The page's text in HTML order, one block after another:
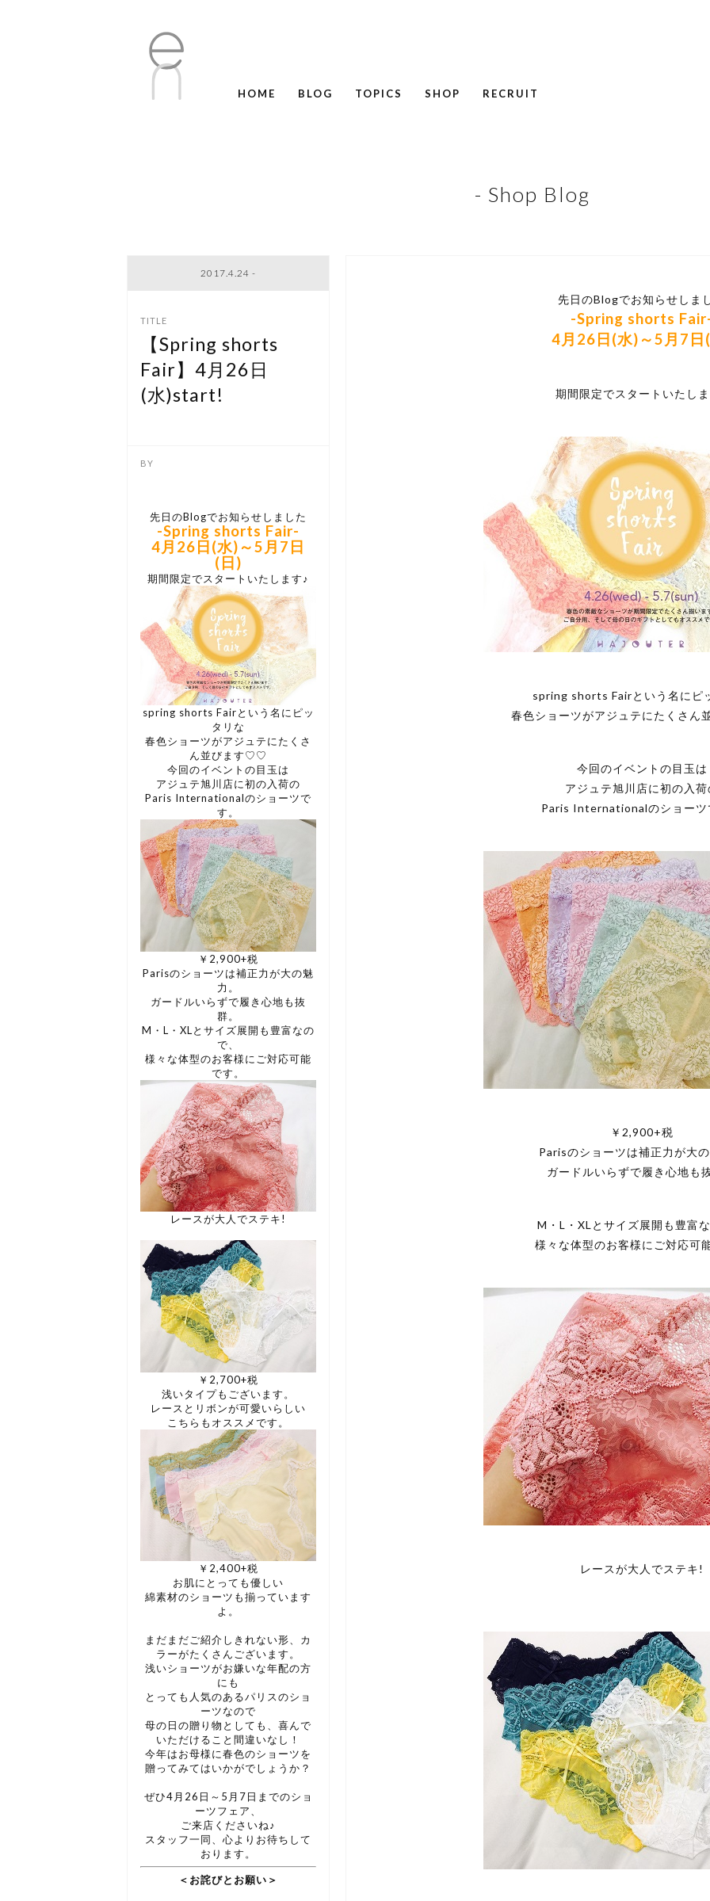
HOME BLOG
TOPICS
SHOP RECRUIT
- Shop Blog
2017.4.24 -
【Spring shorts
Fair】4月26日
(水)start!
先日のBlogでお知らせしま
-Spring shorts
4月26日(水)～5月7日
期間限定でスタートいたし
spring shorts Fairという名にピ
春色ショーツがアジュテにたくさ
今回のイベントの目玉は
アジュテ旭川店に初の入荷
Paris Internationalのショーツ
￥2,900+税
Parisのショーツは補正力が大
ガードルいらずで履き心地も
M・L・XLとサイズ展開も豊富
様々な体型のお客様にご対応可
レースが大人でステキ!
先日のBlogでお知らせしました
-Spring shorts Fair-
4月26日(水)～5月7日
(日)
期間限定でスタートいたします♪
spring shorts Fairという名にピッ
タリな
春色ショーツがアジュテにたくさ
ん並びます♡♡
今回のイベントの目玉は
アジュテ旭川店に初の入荷の
Paris Internationalのショーツで
す。
￥2,900+税
Parisのショーツは補正力が大の魅
力。
ガードルいらずで履き心地も抜
群。
M・L・XLとサイズ展開も豊富なの
で、
様々な体型のお客様にご対応可能
です。
レースが大人でステキ!
￥2,700+税
浅いタイプもございます。
レースとリボンが可愛いらしい
こちらもオススメです。
￥2,400+税
お肌にとっても優しい
綿素材のショーツも揃っています
よ。
まだまだご紹介しきれない形、カ
ラーがたくさんございます。
浅いショーツがお嫌いな年配の方
にも
とっても人気のあるパリスのショ
ーツなので
母の日の贈り物としても、喜んで
いただけること間違いなし！
今年はお母様に春色のショーツを
贈ってみてはいかがでしょうか？
ぜひ4月26日～5月7日までのショ
ーツフェア、
ご来店くださいね♪
スタッフ一同、心よりお待ちして
おります。
＜お詫びとお願い＞